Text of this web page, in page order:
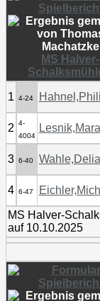
MS Halver-
1 4-24
2
4-
4004
Lesnik,Mara
3 6-40 Wahle,Delia
4 6-47
MS Halver-
auf 10.10.2025